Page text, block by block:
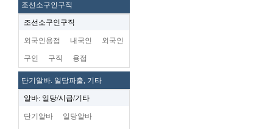
조선소구인구직
조선소구인구직
외국인용접 내국인 외국인
구인 구직 용접
단기알바. 일당파출, 기타
알바: 일당/시급/기타
단기알바 일당알바